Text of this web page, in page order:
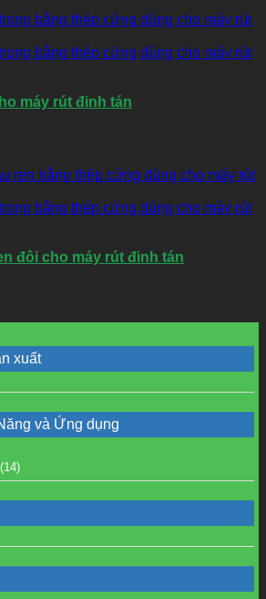
máy rút đinh tán
đôi cho máy rút đinh tán
xuất
và Ứng dụng
(14)